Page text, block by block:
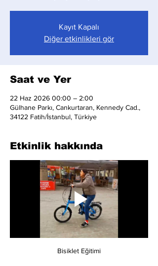
Kayıt Kapalı
Diğer etkinlikleri gör
Saat ve Yer
22 Haz 2026 00:00 – 2:00
Gülhane Parkı, Cankurtaran, Kennedy Cad.,
34122 Fatih/İstanbul, Türkiye
Etkinlik hakkında
Bisiklet Eğitimi